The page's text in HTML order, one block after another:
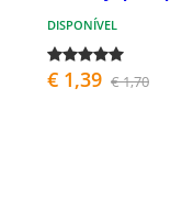
DISPONÍVEL
€ 1,39 € 1,70